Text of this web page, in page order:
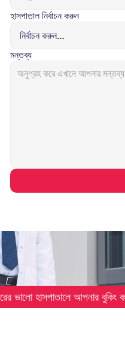
হাসপাতাল নির্বাচন করুন
মন্তব্য
ভালো হাসপাতালে আপনার বুকিং